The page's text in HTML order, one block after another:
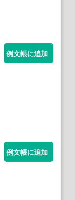
例文帳に追加
例文帳に追加